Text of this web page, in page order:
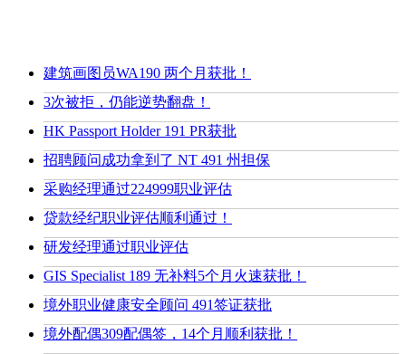
建筑画图员WA190 两个月获批！
3次被拒，仍能逆势翻盘！
HK Passport Holder 191 PR获批
招聘顾问成功拿到了 NT 491 州担保
采购经理通过224999职业评估
贷款经纪职业评估顺利通过！
研发经理通过职业评估
GIS Specialist 189 无补料5个月火速获批！
境外职业健康安全顾问 491签证获批
境外配偶309配偶签，14个月顺利获批！